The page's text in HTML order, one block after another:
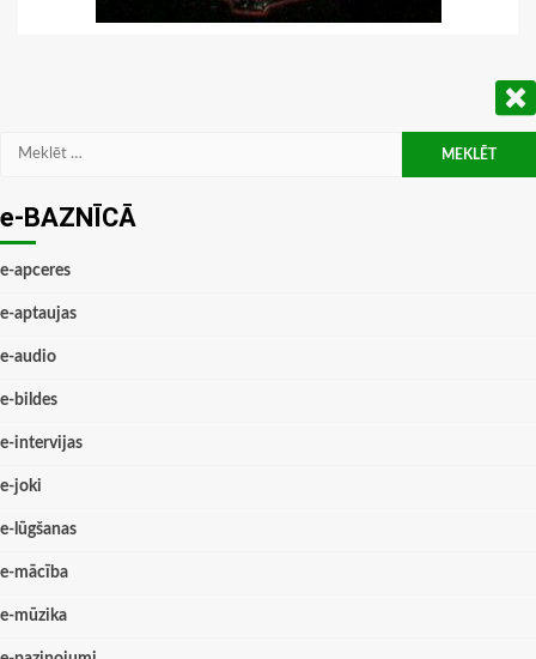
Meklēt:
e-BAZNĪCĀ
e-apceres
e-aptaujas
e-audio
e-bildes
e-intervijas
e-joki
e-lūgšanas
e-mācība
e-mūzika